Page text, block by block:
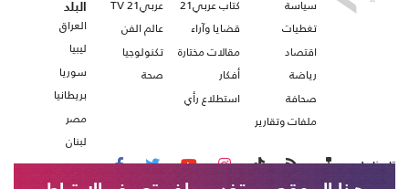
سياسة
تغطيات
اقتصاد
رياضة
صحافة
ملفات وتقارير
كتاب عربي21
قضايا وآراء
مقالات مختارة
أفكار
استطلاع رأي
عربي21 TV
عالم الفن
تكنولوجيا
صحة
البلد
العراق
ليبيا
سوريا
بريطانيا
مصر
لبنان
تابعنا على